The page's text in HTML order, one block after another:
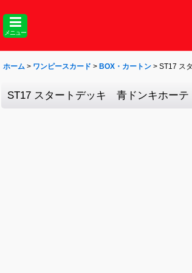
メニュー
ホーム > ワンピースカード > BOX・カートン > ST17 ス
ST17 スタートデッキ 青ドンキホーテ